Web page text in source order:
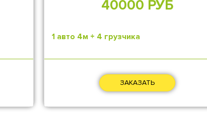
40000 РУБ
1 авто 4м + 4 грузчика
ЗАКАЗАТЬ